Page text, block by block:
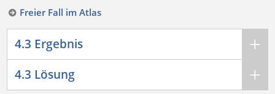
Freier Fall im Atlas
4.3 Ergebnis
4.3 Lösung